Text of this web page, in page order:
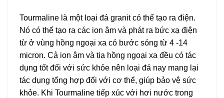
Tourmaline là một loại đá granit có thể tạo ra điện.
Nó có thể tạo ra các ion âm và phát ra bức xạ điện
từ ở vùng hồng ngoại xa có bước sóng từ 4 -14
micron. Cả ion âm và tia hồng ngoại xa đều có tác
dụng tốt đối với sức khỏe nên loại đá nay mang lại
tác dụng tổng hợp đối với cơ thể, giúp bảo vệ sức
khỏe. Khi Tourmaline tiếp xúc với hơi nước trong